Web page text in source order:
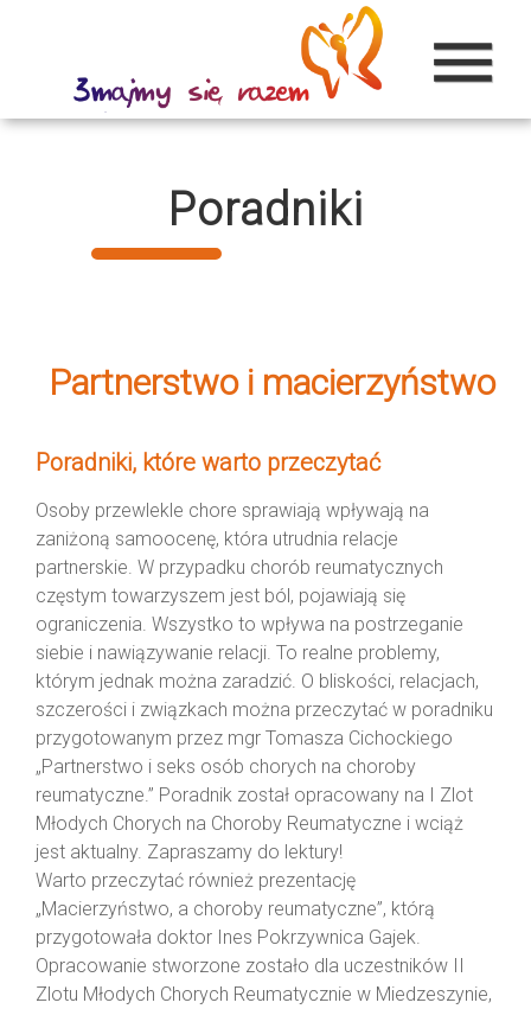
menu
Poradniki
Partnerstwo i macierzyństwo
Poradniki, które warto przeczytać
Osoby przewlekle chore sprawiają wpływają na
zaniżoną samoocenę, która utrudnia relacje
partnerskie. W przypadku chorób reumatycznych
częstym towarzyszem jest ból, pojawiają się
ograniczenia. Wszystko to wpływa na postrzeganie
siebie i nawiązywanie relacji. To realne problemy,
którym jednak można zaradzić. O bliskości, relacjach,
szczerości i związkach można przeczytać w poradniku
przygotowanym przez mgr Tomasza Cichockiego
„Partnerstwo i seks osób chorych na choroby
reumatyczne.” Poradnik został opracowany na I Zlot
Młodych Chorych na Choroby Reumatyczne i wciąż
jest aktualny. Zapraszamy do lektury!
Warto przeczytać również prezentację
„Macierzyństwo, a choroby reumatyczne”, którą
przygotowała doktor Ines Pokrzywnica Gajek.
Opracowanie stworzone zostało dla uczestników II
Zlotu Młodych Chorych Reumatycznie w Miedzeszynie,